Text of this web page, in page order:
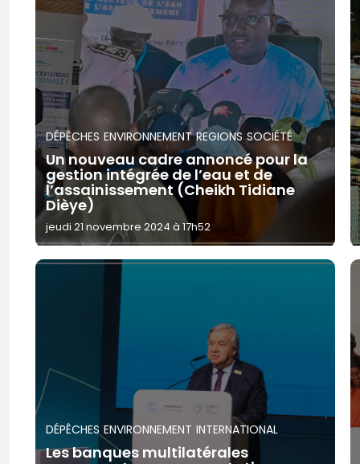
DÉPÊCHES ENVIRONNEMENT REGIONS SOCIÉTÉ
Un nouveau cadre annoncé pour la
gestion intégrée de l’eau et de
l’assainissement (Cheikh Tidiane
Dièye)
jeudi 21 novembre 2024 à 17h52
DÉPÊCHES ENVIRONNEMENT INTERNATIONAL
Les banques multilatérales